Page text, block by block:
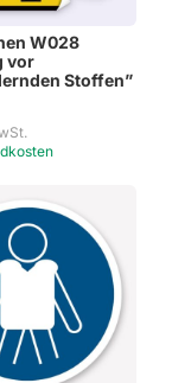
W028
vor
Stoffen”